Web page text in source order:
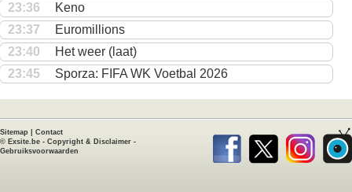
23:36
Keno
23:37
Euromillions
23:40
Het weer (laat)
23:45
Sporza: FIFA WK Voetbal 2026
Sitemap
Contact
© Exsite.be - Copyright & Disclaimer -
Gebruiksvoorwaarden